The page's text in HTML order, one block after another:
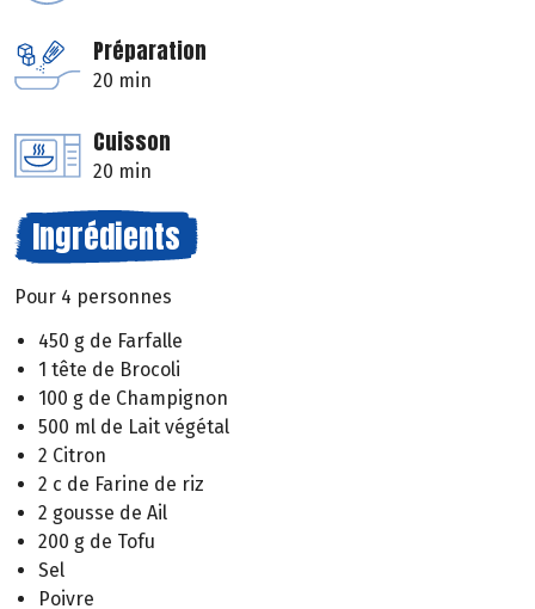
Préparation
20 min
Cuisson
20 min
Ingrédients
Pour 4 personnes
450 g de Farfalle
1 tête de Brocoli
100 g de Champignon
500 ml de Lait végétal
2 Citron
2 c de Farine de riz
2 gousse de Ail
200 g de Tofu
Sel
Poivre